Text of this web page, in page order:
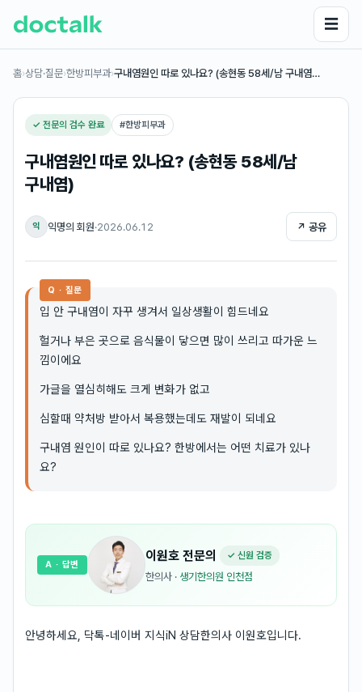
☰
홈›상담·질문›한방피부과›구내염원인 따로 있나요? (송현동 58세/남 구내염…
✓ 전문의 검수 완료 #한방피부과
구내염원인 따로 있나요? (송현동 58세/남
구내염)
익 익명의 회원·2026.06.12 ↗ 공유
Q · 질문
입 안 구내염이 자꾸 생겨서 일상생활이 힘드네요
헐거나 부은 곳으로 음식물이 닿으면 많이 쓰리고 따가운 느
낌이에요
가글을 열심히해도 크게 변화가 없고
심할때 약처방 받아서 복용했는데도 재발이 되네요
구내염 원인이 따로 있나요? 한방에서는 어떤 치료가 있나
요?
이원호 전문의 ✓ 신원 검증
한의사 · 생기한의원 인천점
A · 답변
안녕하세요, 닥톡-네이버 지식iN 상담한의사 이원호입니다.